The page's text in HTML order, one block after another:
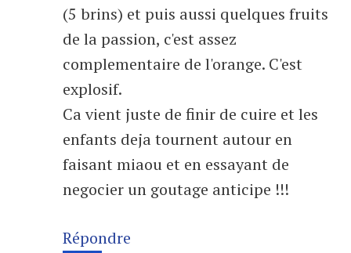
(5 brins) et puis aussi quelques fruits
de la passion, c'est assez
complementaire de l'orange. C'est
explosif.
Ca vient juste de finir de cuire et les
enfants deja tournent autour en
faisant miaou et en essayant de
negocier un goutage anticipe !!!
Répondre